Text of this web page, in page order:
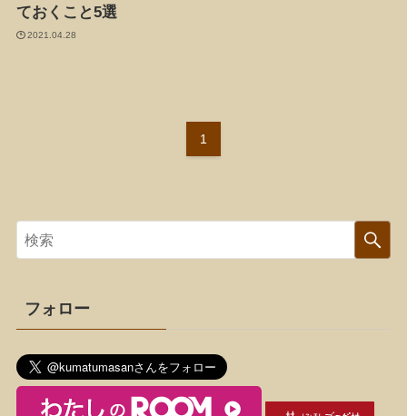
ておくこと5選
2021.04.28
1
フォロー